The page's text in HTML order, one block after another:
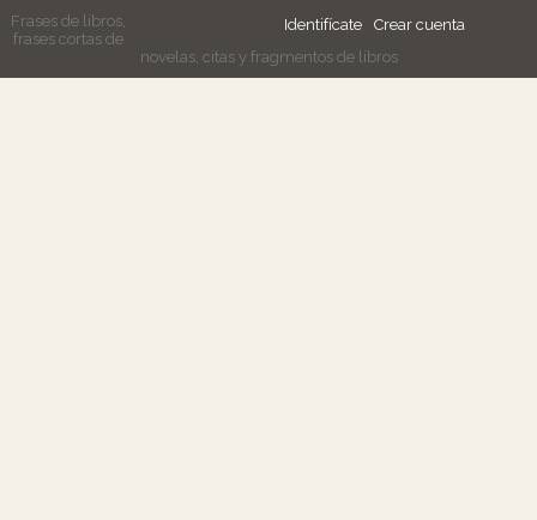
Identifícate Crear cuenta
Frases de libros,
frases cortas de
novelas, citas y fragmentos de libros